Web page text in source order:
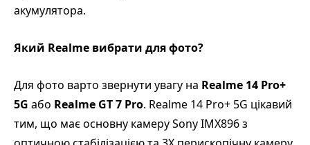
акумулятора.
Який Realme вибрати для фото?
Для фото варто звернути увагу на Realme 14 Pro+
5G або Realme GT 7 Pro. Realme 14 Pro+ 5G цікавий
тим, що має основну камеру Sony IMX896 з